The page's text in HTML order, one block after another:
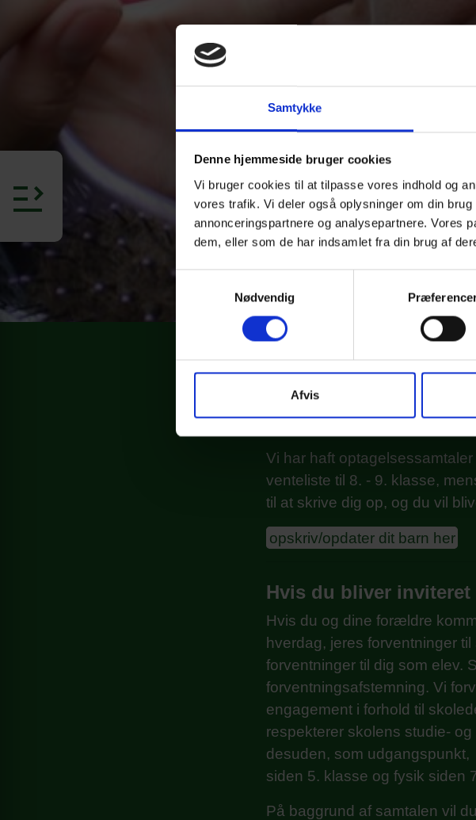
Samtykke
Denne hjemmeside bruger cookies
Vi bruger cookies til at tilpasse vores indhold og
vores trafik. Vi deler også oplysninger om din
annonceringspartnere og analysepartnere. Vores
dem, eller som de har indsamlet fra din brug af
Samtykkevalg
Nødvendig
Afvis
BLIV
Ansøgning til
Er du/dit barn interesseret i
2026/2027 og frem? Så har I
Vi har haft
venteliste til 8. - 9. klasse,
til at skrive dig op, og du vil
opskriv/opdater dit barn her
Hvis du bliver
Hvis du og dine forældre
hverdag, jeres forventninger
forventninger til dig som elev.
forventningsafstemning. Vi
engagement i forhold til
respekterer skolens studie-
desuden, som
siden 5. klasse og fysik siden
På baggrund af samtalen vil